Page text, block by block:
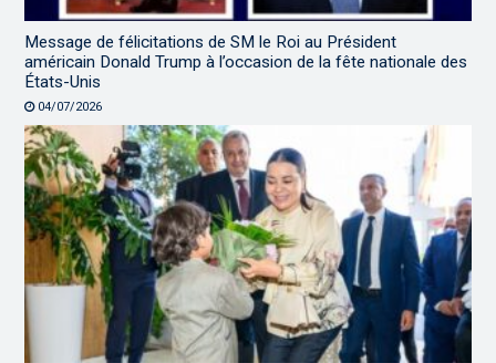
Message de félicitations de SM le Roi au Président
américain Donald Trump à l’occasion de la fête nationale des
États-Unis
04/07/2026